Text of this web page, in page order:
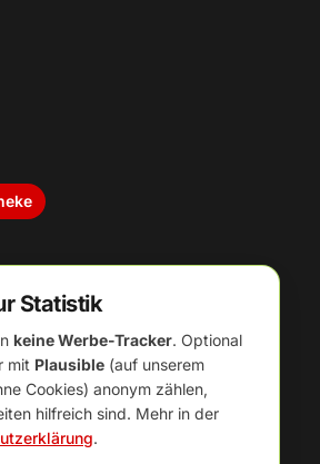
Statistik
keine Werbe-Tracker. Optional
mit Plausible (auf unserem
Cookies) anonym zählen,
hilfreich sind. Mehr in der
.